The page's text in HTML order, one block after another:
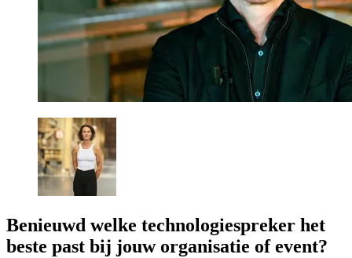
Benieuwd welke technologiespreker het
beste past bij jouw organisatie of event?